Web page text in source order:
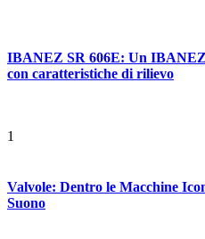
IBANEZ SR 606E: Un IBANEZ
con caratteristiche di rilievo
1
Valvole: Dentro le Macchine
Suono